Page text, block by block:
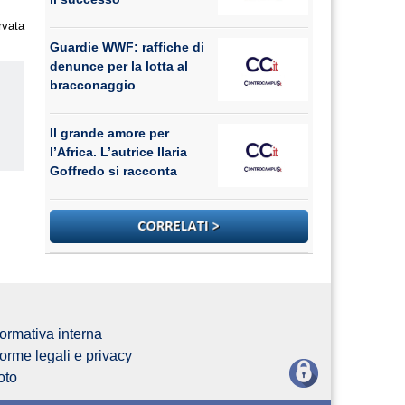
Guardie WWF: raffiche di
denunce per la lotta al
bracconaggio
Il grande amore per
l’Africa. L’autrice Ilaria
Goffredo si racconta
interna
legali e privacy